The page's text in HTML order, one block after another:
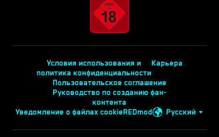
Условия использования и
политика конфиденциальности
Карьера
Пользовательское соглашение
Руководство по созданию фан-
контента
Уведомление о файлах cookieREDmod Русский